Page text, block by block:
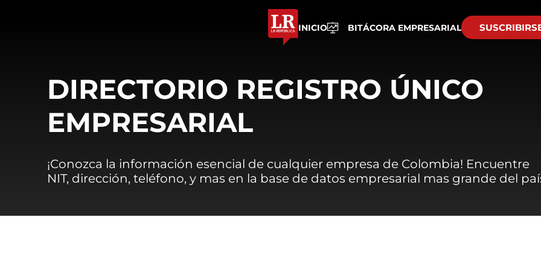
INICIO BITÁCORA EMPRESARIAL
DIRECTORIO REGISTRO ÚNICO
EMPRESARIAL
¡Conozca la información esencial de cualquier empresa de Colombia! Encuentre
NIT, dirección, teléfono, y mas en la base de datos empresarial mas grande del